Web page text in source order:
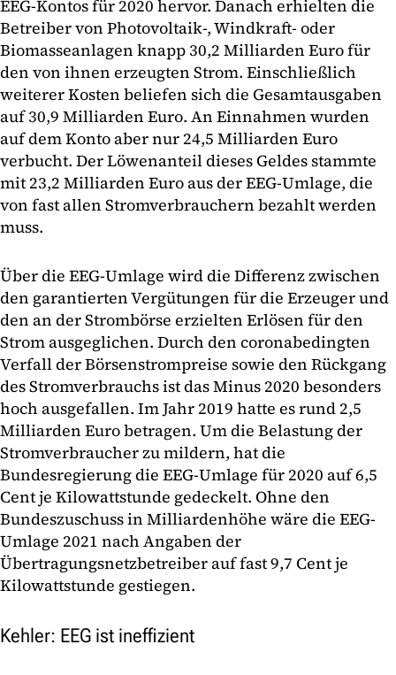
EEG-Kontos für 2020 hervor. Danach erhielten die
Betreiber von Photovoltaik-, Windkraft- oder
Biomasseanlagen knapp 30,2 Milliarden Euro für
den von ihnen erzeugten Strom. Einschließlich
weiterer Kosten beliefen sich die Gesamtausgaben
auf 30,9 Milliarden Euro. An Einnahmen wurden
auf dem Konto aber nur 24,5 Milliarden Euro
verbucht. Der Löwenanteil dieses Geldes stammte
mit 23,2 Milliarden Euro aus der EEG-Umlage, die
von fast allen Stromverbrauchern bezahlt werden
muss.
Über die EEG-Umlage wird die Differenz zwischen
den garantierten Vergütungen für die Erzeuger und
den an der Strombörse erzielten Erlösen für den
Strom ausgeglichen. Durch den coronabedingten
Verfall der Börsenstrompreise sowie den Rückgang
des Stromverbrauchs ist das Minus 2020 besonders
hoch ausgefallen. Im Jahr 2019 hatte es rund 2,5
Milliarden Euro betragen. Um die Belastung der
Stromverbraucher zu mildern, hat die
Bundesregierung die EEG-Umlage für 2020 auf 6,5
Cent je Kilowattstunde gedeckelt. Ohne den
Bundeszuschuss in Milliardenhöhe wäre die EEG-
Umlage 2021 nach Angaben der
Übertragungsnetzbetreiber auf fast 9,7 Cent je
Kilowattstunde gestiegen.
Kehler: EEG ist ineffizient